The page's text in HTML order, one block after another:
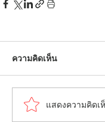
ความคิดเห็น
แสดงความคิดเ